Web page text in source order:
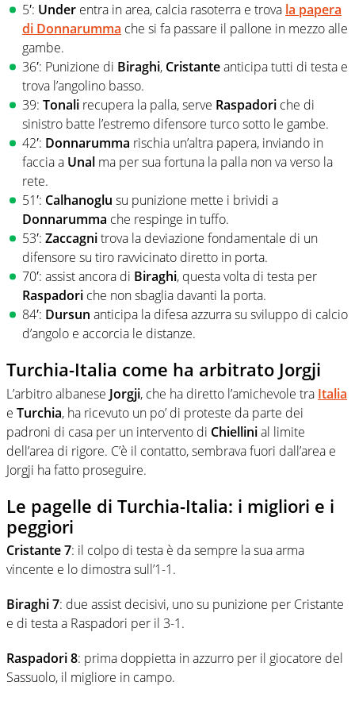
5′: Under entra in area, calcia rasoterra e trova la papera
di Donnarumma che si fa passare il pallone in mezzo alle
gambe.
36′: Punizione di Biraghi, Cristanteanticipa tutti di testa e
trova l’angolino basso.
39: Tonali recupera la palla, serve Raspadori che di
sinistro batte l’estremo difensore turco sotto le gambe.
42′: Donnarumma rischia un’altra papera, inviando in
faccia a Unal ma per sua fortuna la palla non va verso la
rete.
51′: Calhanoglu su punizione mette i brividi a
Donnarumma che respinge in tuffo.
53′: Zaccagnitrova la deviazione fondamentale di un
difensore su tiro ravvicinato diretto in porta.
70′: assist ancora di Biraghi, questa volta di testa per
Raspadori che non sbaglia davanti la porta.
84′: Dursun anticipa la difesa azzurra su sviluppo di calcio
d’angolo e accorcia le distanze.
Turchia-Italia come ha arbitrato Jorgji
L’arbitro albanese Jorgji, che ha diretto l’amichevole tra Italia
e Turchia, ha ricevuto un po’ di proteste da parte dei
padroni di casa per un intervento di Chiellinial limite
dell’area di rigore. C’è il contatto, sembrava fuori dall’area e
Jorgji ha fatto proseguire.
Le pagelle di Turchia-Italia: i migliori e i
peggiori
Cristante 7: il colpo di testa è da sempre la sua arma
vincente e lo dimostra sull’1-1.
Biraghi 7: due assist decisivi, uno su punizione per Cristante
e di testa a Raspadori per il 3-1.
Raspadori 8: prima doppietta in azzurro per il giocatore del
Sassuolo, il migliore in campo.